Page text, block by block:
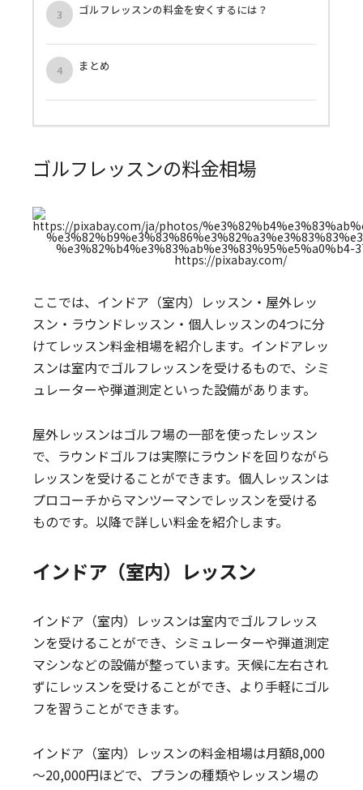
ゴルフレッスンの料金を安くするには？
まとめ
ゴルフレッスンの料金相場
https://pixabay.com/
ここでは、インドア（室内）レッスン・屋外レッ
スン・ラウンドレッスン・個人レッスンの4つに分
けてレッスン料金相場を紹介します。インドアレッ
スンは室内でゴルフレッスンを受けるもので、シミ
ュレーターや弾道測定といった設備があります。
屋外レッスンはゴルフ場の一部を使ったレッスン
で、ラウンドゴルフは実際にラウンドを回りながら
レッスンを受けることができます。個人レッスンは
プロコーチからマンツーマンでレッスンを受ける
ものです。以降で詳しい料金を紹介します。
インドア（室内）レッスン
インドア（室内）レッスンは室内でゴルフレッス
ンを受けることができ、シミュレーターや弾道測定
マシンなどの設備が整っています。天候に左右され
ずにレッスンを受けることができ、より手軽にゴル
フを習うことができます。
インドア（室内）レッスンの料金相場は月額8,000
～20,000円ほどで、プランの種類やレッスン場の